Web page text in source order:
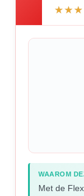
WAAROM
Met de